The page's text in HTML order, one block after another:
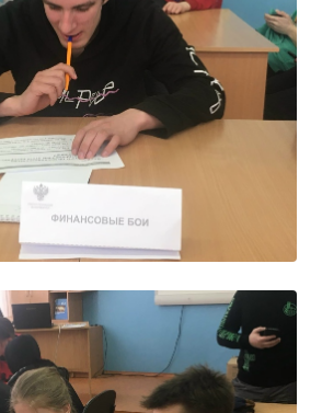
РАБОТА
дороге
образование
безопасность
сирот
истории
терроризму
работа
психолога